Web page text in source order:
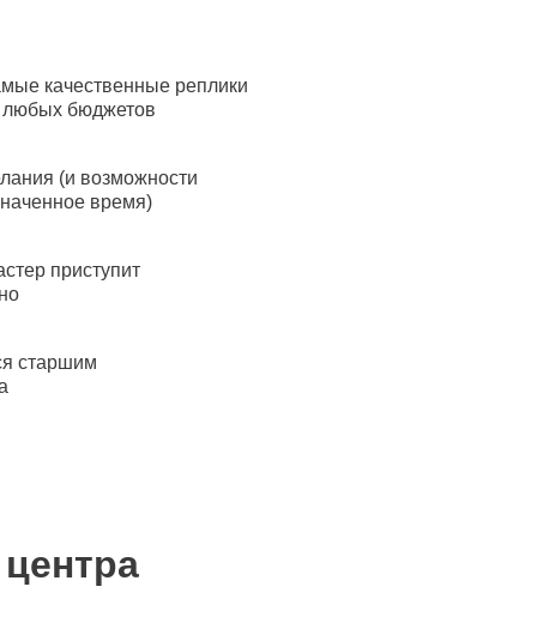
качественные реплики
бюджетов
(и возможности
время)
приступит
старшим